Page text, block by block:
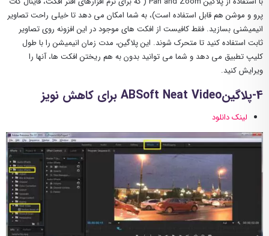
پرو و موشن هم قابل استفاده است)، به شما امکان می دهد تا خیلی راحت تصاویر
انیمیشنی بسازید. فقط کافیست از افکت های موجود در این افزونه روی تصاویر
ثابت استفاده کنید تا متحرک شوند. این پلاگین، مدت زمان انیمیشن را با طول
کلیپ تطبیق می دهد و شما می توانید بدون به هم ریختن افکت ها، آنها را
ویرایش کنید.
4-پلاگینABSoft Neat Video برای کاهش نویز
لینک دانلود